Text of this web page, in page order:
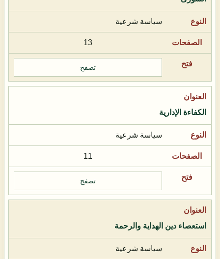
سياسة شرعية
13
تصفح
الكفاءة الإدارية
سياسة شرعية
11
تصفح
استعصاء دين الهداية والرحمة
سياسة شرعية